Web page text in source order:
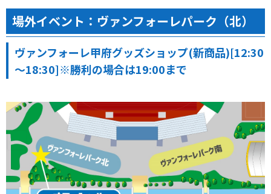
場外イベント：ヴァンフォーレパーク（北）
ヴァンフォーレ甲府グッズショップ(新商品)[12:30
～18:30]※勝利の場合は19:00まで